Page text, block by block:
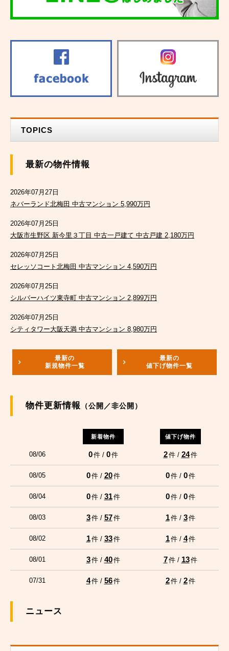
TOPICS
最新の物件情報
2026年07月27日
ネバーランド北梅田 中古マンション 5,990万円
2026年07月25日
大阪市生野区 新今里３丁目 中古一戸建て 中古戸建 2,180万円
2026年07月25日
セレッソコート北梅田 中古マンション 4,590万円
2026年07月25日
シルバーハイツ東寺町 中古マンション 2,899万円
2026年07月25日
シティタワー大阪天満 中古マンション 8,980万円
最新の
新規物件一覧
最新の
値下げ物件一覧
物件更新情報 （公開／非公開）
新着物件 値下げ物件
08/06 0件 / 0件 2件 / 24件
08/05 0件 / 20件 0件 / 0件
08/04 0件 / 31件 0件 / 0件
08/03 3件 / 57件 1件 / 3件
08/02 1件 / 33件 1件 / 4件
08/01 3件 / 40件 7件 / 13件
07/31 4件 / 56件 2件 / 2件
ニュース